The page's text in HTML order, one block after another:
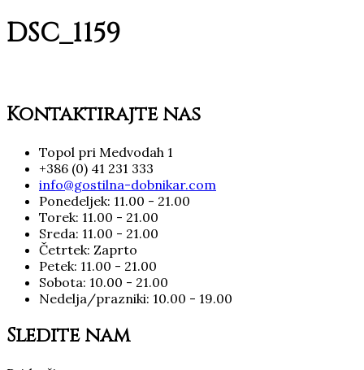
DSC_1159
Kontaktirajte nas
Topol pri Medvodah 1
+386 (0) 41 231 333
info@gostilna-dobnikar.com
Ponedeljek: 11.00 - 21.00
Torek: 11.00 - 21.00
Sreda: 11.00 - 21.00
Četrtek: Zaprto
Petek: 11.00 - 21.00
Sobota: 10.00 - 21.00
Nedelja/prazniki: 10.00 - 19.00
Sledite nam